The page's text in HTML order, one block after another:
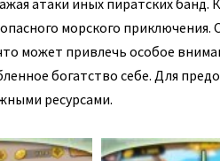
атаки иных пиратских
морского приключения.
может привлечь особое
богатство себе. Для
ресурсами.